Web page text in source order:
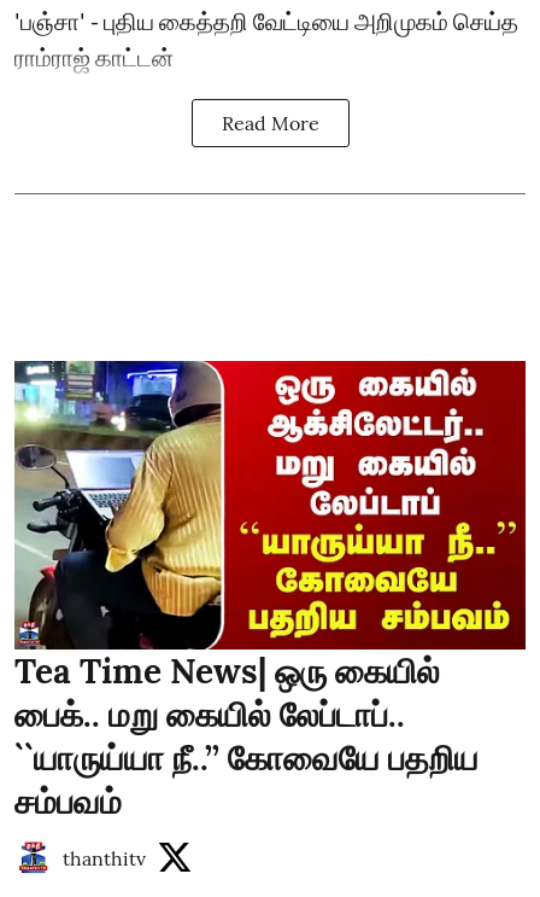
'பஞ்சா' - புதிய கைத்தறி வேட்டியை அறிமுகம் செய்த
ராம்ராஜ் காட்டன்
Read More
Tea Time News| ஒரு கையில்
பைக்.. மறு கையில் லேப்டாப்..
``யாருய்யா நீ..’’ கோவையே பதறிய
சம்பவம்
thanthitv